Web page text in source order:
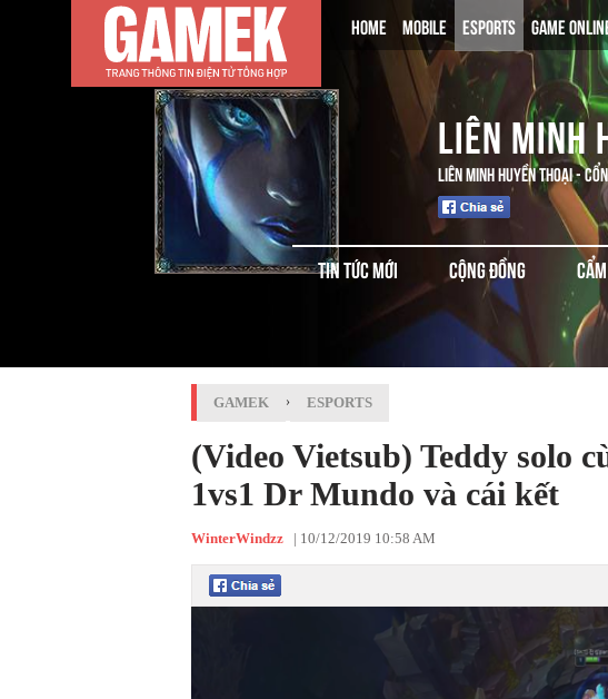
HOME MOBILE ESPORTS GAME
LIÊN MINH
LIÊN MINH HUYỀN THOẠI -
TIN TỨC MỚI CỘNG ĐỒNG
GAMEK › ESPORTS
(Video Vietsub) Teddy solo
1vs1 Dr Mundo và cái kết
WinterWindzz | 10/12/2019 10:58 AM